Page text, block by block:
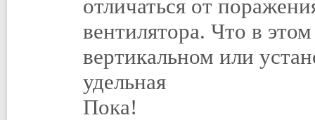
отличаться от
вентилятора. Что в
вертикальном или
удельная
Пока!